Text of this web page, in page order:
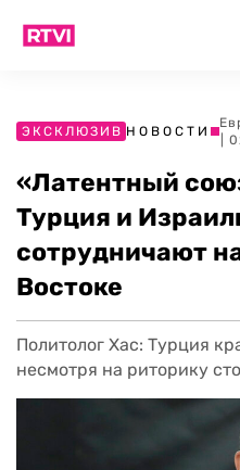
ЭКСКЛЮЗИВ НОВОСТИ
|
«Латентный
Турция и
сотрудничают
Востоке
Политолог Хас: Турция
несмотря на риторику